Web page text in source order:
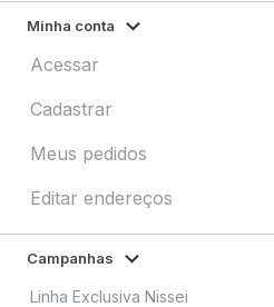
Minha conta
Acessar
Cadastrar
Meus pedidos
Editar endereços
Campanhas
Linha Exclusiva Nissei